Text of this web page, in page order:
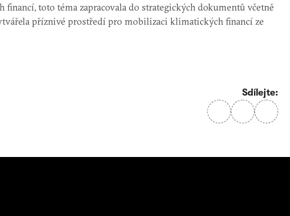
toto téma zapracovala do strategických dokumentů včetně
příznivé prostředí pro mobilizaci klimatických financí ze
Sdílejte: